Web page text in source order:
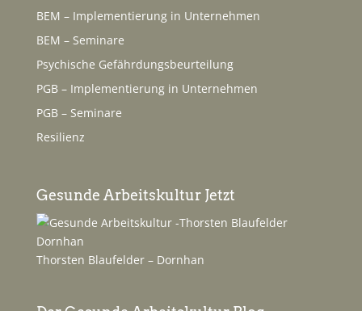
BEM – Implementierung in Unternehmen
BEM – Seminare
Psychische Gefährdungsbeurteilung
PGB – Implementierung in Unternehmen
PGB – Seminare
Resilienz
Gesunde Arbeitskultur Jetzt
Thorsten Blaufelder – Dornhan